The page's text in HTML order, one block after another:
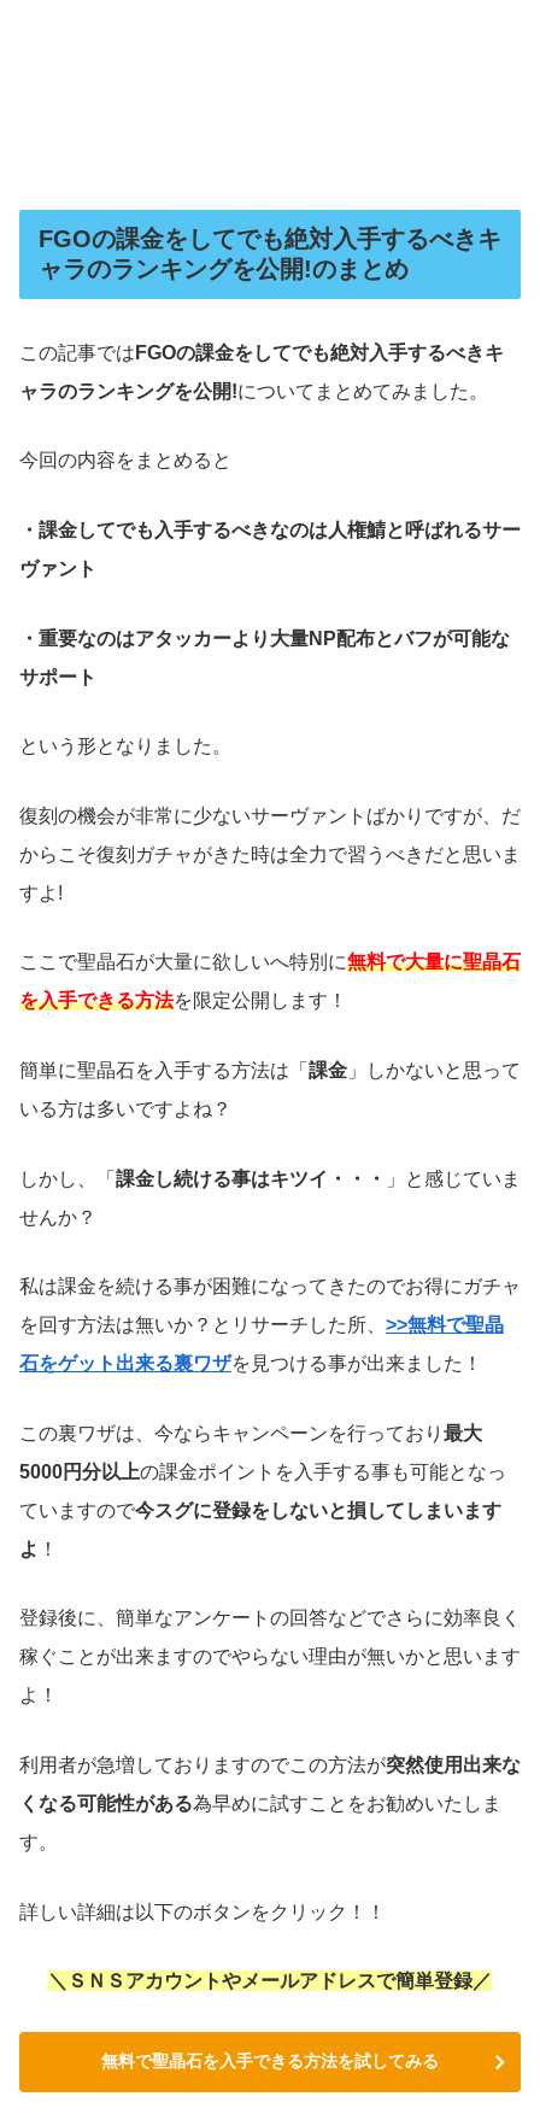
FGOの課金をしてでも絶対入手するべきキ
ャラのランキングを公開!のまとめ
この記事では FGOの課金をしてでも絶対入手するべきキ
ャラのランキングを公開!についてまとめてみました。
今回の内容をまとめると
・課金してでも入手するべきなのは人権鯖と呼ばれるサー
ヴァント
・重要なのはアタッカーより大量NP配布とバフが可能な
サポート
という形となりました。
復刻の機会が非常に少ないサーヴァントばかりですが、だ
からこそ復刻ガチャがきた時は全力で習うべきだと思いま
すよ!
ここで聖晶石が大量に欲しいへ特別に無料で大量に聖晶石
を入手できる方法を限定公開します！
簡単に聖晶石を入手する方法は「 課金 」しかないと思って
いる方は多いですよね？
しかし、「 課金し続ける事はキツイ・・・
」と感じていま
せんか？
私は課金を続ける事が困難になってきたのでお得にガチャ
を回す方法は無いか？とリサーチした所、 >>無料で聖晶
石をゲット出来る裏ワザを見つける事が出来ました！
この裏ワザは、今ならキャンペーンを行っており 最大
5000円分以上の課金ポイントを入手する事も可能となっ
ていますので今スグに登録をしないと損してしまいます
よ ！
登録後に、簡単なアンケートの回答などでさらに効率良く
稼ぐことが出来ますのでやらない理由が無いかと思います
よ！
利用者が急増しておりますのでこの方法が突然使用出来な
くなる可能性がある為早めに試すことをお勧めいたしま
す。
詳しい詳細は以下のボタンをクリック！！
＼ＳＮＳアカウントやメールアドレスで簡単登録／
無料で聖晶石を入手できる方法を試してみる